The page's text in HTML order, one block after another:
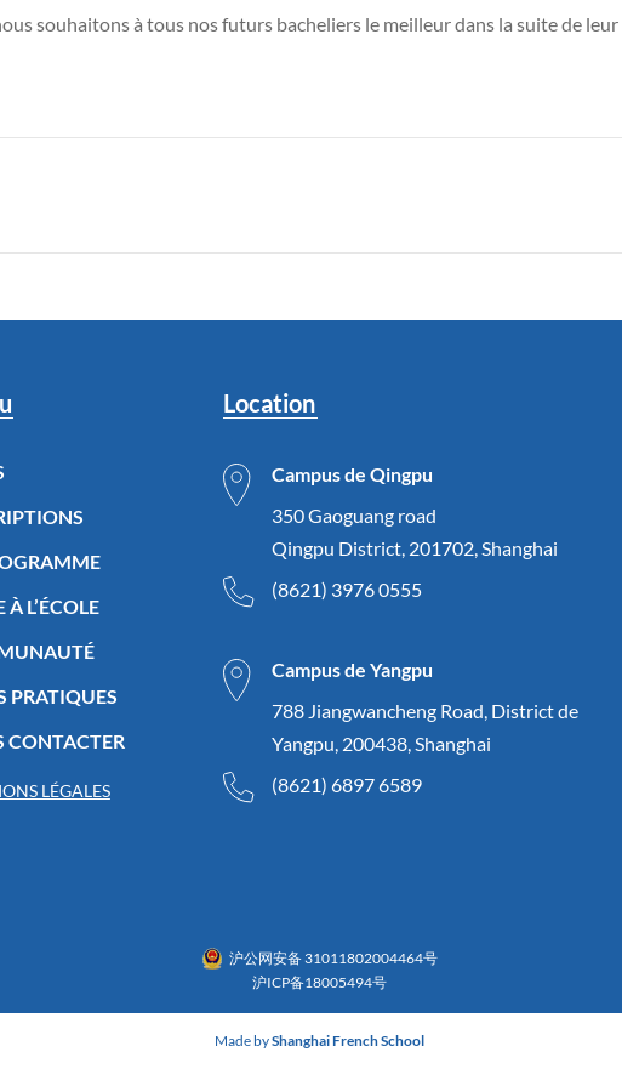
souhaitons à tous nos futurs bacheliers le meilleur dans la suite de
À L’ÉCOLE
PRATIQUES
CONTACTER
LÉGALES
Location
Campus de Qingpu
350 Gaoguang road
Qingpu District, 201702, Shanghai
(8621) 3976 0555
Campus de Yangpu
788 Jiangwancheng Road, District de
Yangpu, 200438, Shanghai
(8621) 6897 6589
沪公网安备 31011802004464号
沪ICP备18005494号
Made byShanghai French School